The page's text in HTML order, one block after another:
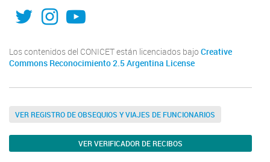
X Instagram
Youtube
Los contenidos del CONICET están licenciados bajo Creative
Commons Reconocimiento 2.5 Argentina License
VER REGISTRO DE OBSEQUIOS Y VIAJES DE FUNCIONARIOS
VER VERIFICADOR DE RECIBOS